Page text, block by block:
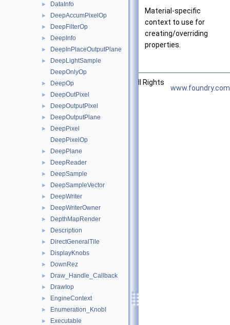
► DataInfo
► DeepAccumPixelOp
► DeepFilterOp
► DeepInfo
► DeepInPlaceOutputPlane
►
DeepLightSample
DeepOnlyOp
► DeepOp
► DeepOutPixel
► DeepOutputPixel
► DeepOutputPlane
►
DeepPixel
DeepPixelOp
► DeepPlane
► DeepReader
► DeepSample
► DeepSampleVector
► DeepWriter
► DeepWriterOwner
► DepthMapRender
► Description
► DirectGeneralTile
► DisplayKnobs
► DownRez
► Draw_Handle_Callback
► DrawIop
► EngineContext
► Enumeration_KnobI
► Executable
Material-specific
context to use for
creating/overriding
properties.
©2026 The Foundry Visionmongers, Ltd. All Rights
www.foundry.com